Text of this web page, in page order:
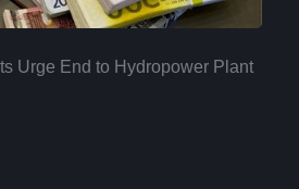
Urge End to Hydropower Plant